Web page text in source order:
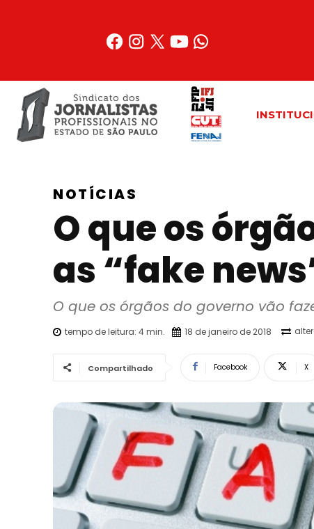
NOTÍCIAS
O que os
as “fake
O que os órgãos do governo vão
tempo de leitura: 4min. 18 de janeiro de 2018
Compartilhado Facebook X